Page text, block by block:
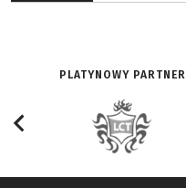
PLATYNOWY PARTNER